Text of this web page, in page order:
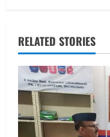
a
v
i
g
RELATED STORIES